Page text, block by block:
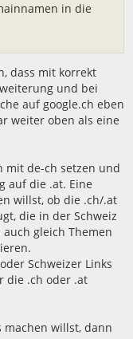
in die
dass mit korrekt
und bei
auf google.ch eben
weiter oben als eine
mit de-ch setzen und
auf die .at. Eine
willst, ob die .ch/.at
die in der Schweiz
gleich Themen
Schweizer Links
die .ch oder .at
machen willst, dann